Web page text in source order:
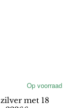
Op voorraad
met 18